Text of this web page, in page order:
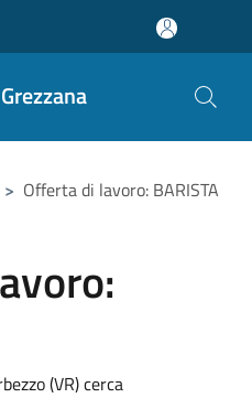
> Offerta di lavoro: BARISTA
(VR) cerca